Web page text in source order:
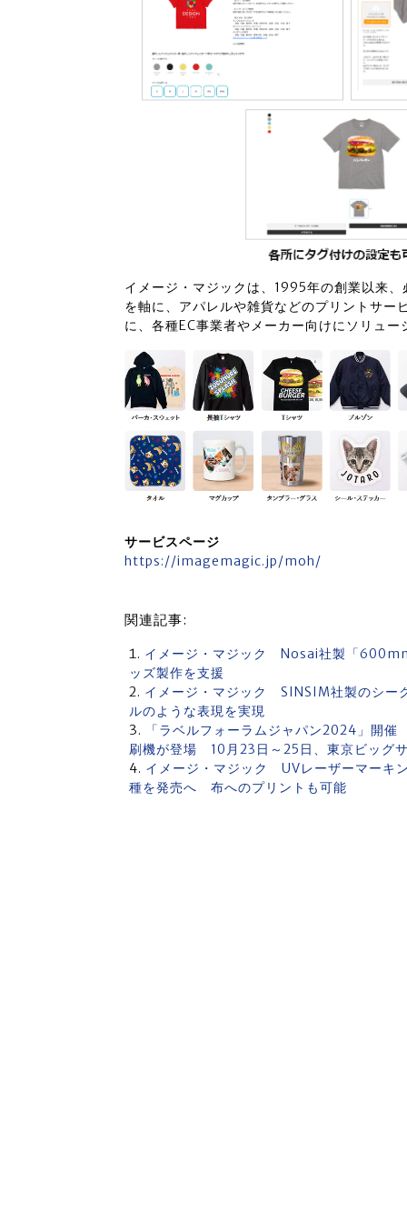
イメージ・マジックは、1995年の創業以来
を軸に、アパレルや雑貨などのプリントサー
に、各種EC事業者やメーカー向けにソリュ
サービスページ
https://imagemagic.jp/moh/
関連記事:
イメージ・マジック Nosai社製「
ッズ製作を支援
イメージ・マジック SINSIM社製のシー
ルのような表現を実現
「ラベルフォーラムジャパン2024」開
刷機が登場 10月23日～25日、東京ビッグ
イメージ・マジック UVレーザーマー
種を発売へ 布へのプリントも可能